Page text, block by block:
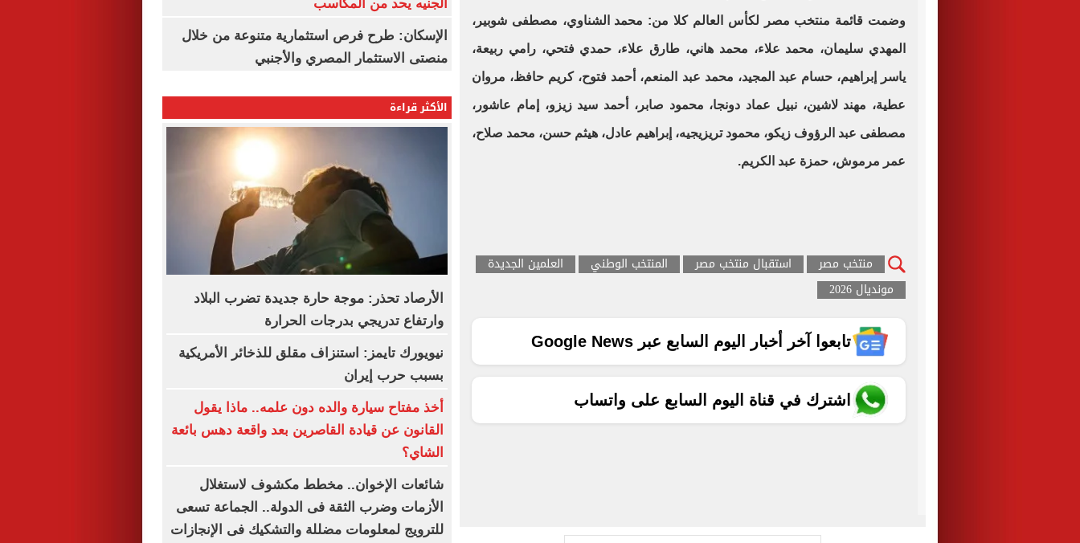
وضمت قائمة منتخب مصر لكأس العالم كلا من: محمد الشناوي، مصطفى شوبير،
المهدي سليمان، محمد علاء، محمد هاني، طارق علاء، حمدي فتحي، رامي ربيعة،
ياسر إبراهيم، حسام عبد المجيد، محمد عبد المنعم، أحمد فتوح، كريم حافظ، مروان
عطية، مهند لاشين، نبيل عماد دونجا، محمود صابر، أحمد سيد زيزو، إمام عاشور،
مصطفى عبد الرؤوف زيكو، محمود تريزيجيه، إبراهيم عادل، هيثم حسن، محمد صلاح،
عمر مرموش، حمزة عبد الكريم.
منتخب مصر استقبال منتخب مصر المنتخب الوطني
العلمين الجديدة
مونديال 2026
تابعوا آخر أخبار اليوم السابع عبر Google News
اشترك في قناة اليوم السابع على واتساب
الجنيه يحد من المكاسب
الإسكان: طرح فرص استثمارية متنوعة من خلال
منصتى الاستثمار المصري والأجنبي
الأكثر قراءة
الأرصاد تحذر: موجة حارة جديدة تضرب البلاد
وارتفاع تدريجي بدرجات الحرارة
نيويورك تايمز: استنزاف مقلق للذخائر الأمريكية
بسبب حرب إيران
أخذ مفتاح سيارة والده دون علمه.. ماذا يقول
القانون عن قيادة القاصرين بعد واقعة دهس بائعة
الشاي؟
شائعات الإخوان.. مخطط مكشوف لاستغلال
الأزمات وضرب الثقة فى الدولة.. الجماعة تسعى
للترويج لمعلومات مضللة والتشكيك فى الإنجازات